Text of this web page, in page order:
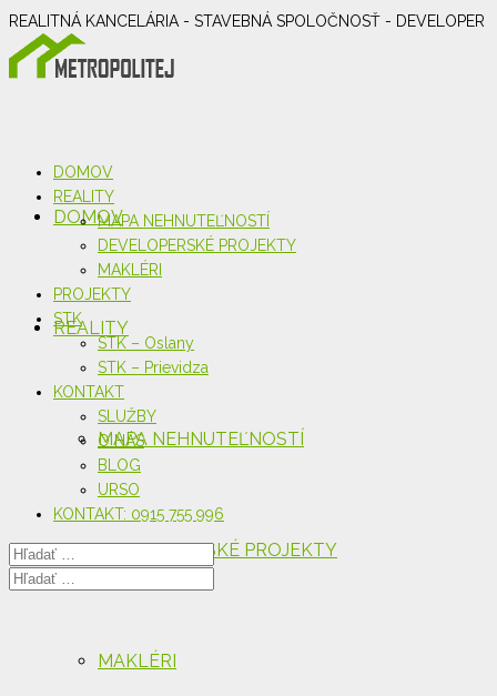
REALITNÁ KANCELÁRIA - STAVEBNÁ SPOLOČNOSŤ - DEVELOPER
DOMOV
REALITY
MAPA NEHNUTEĽNOSTÍ
DEVELOPERSKÉ PROJEKTY
MAKLÉRI
DOMOV
REALITY
MAPA NEHNUTEĽNOSTÍ
DEVELOPERSKÉ PROJEKTY
MAKLÉRI
PROJEKTY
STK
STK – Oslany
STK – Prievidza
KONTAKT
SLUŽBY
O NÁS
BLOG
URSO
KONTAKT: 0915 755 996